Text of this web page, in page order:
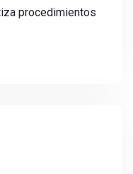
procedimientos